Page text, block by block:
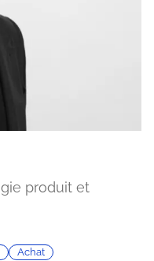
produit et
Achat